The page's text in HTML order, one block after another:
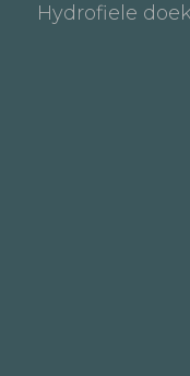
Hydrofiele